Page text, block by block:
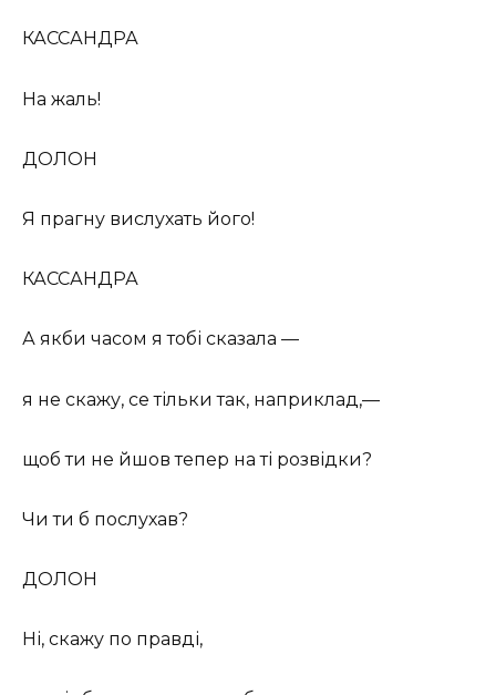
КАССАНДРА
На жаль!
ДОЛОН
Я прагну вислухать його!
КАССАНДРА
А якби часом я тобі сказала —
я не скажу, се тільки так, наприклад,—
щоб ти не йшов тепер на ті розвідки?
Чи ти б послухав?
ДОЛОН
Ні, скажу по правді,